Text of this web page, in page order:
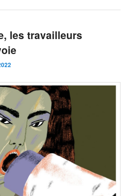
les travailleurs